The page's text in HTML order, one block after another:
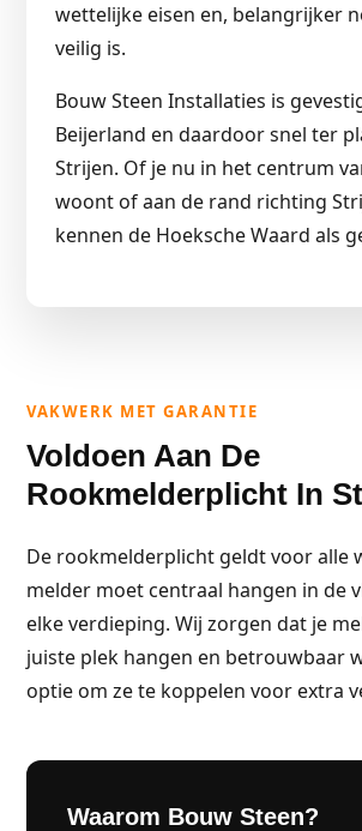
wettelijke eisen en, belangrijker
veilig is.
Bouw Steen Installaties is
Beijerland en daardoor snel ter
Strijen. Of je nu in het centrum
woont of aan de rand richting
kennen de Hoeksche Waard als
VAKWERK MET GARANTIE
Voldoen Aan De
Rookmelderplicht In
De rookmelderplicht geldt voor alle
melder moet centraal hangen in de
elke verdieping. Wij zorgen dat je
juiste plek hangen en betrouwbaar
optie om ze te koppelen voor extra
Waarom Bouw Steen?